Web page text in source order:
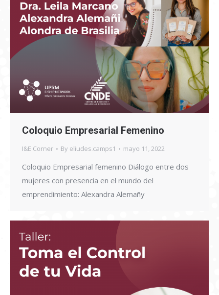
Coloquio Empresarial Femenino
I&E Corner By eliudes.camps1 mayo 11, 2022
Coloquio Empresarial femenino Diálogo entre dos
mujeres con presencia en el mundo del
emprendimiento: Alexandra Alemañy